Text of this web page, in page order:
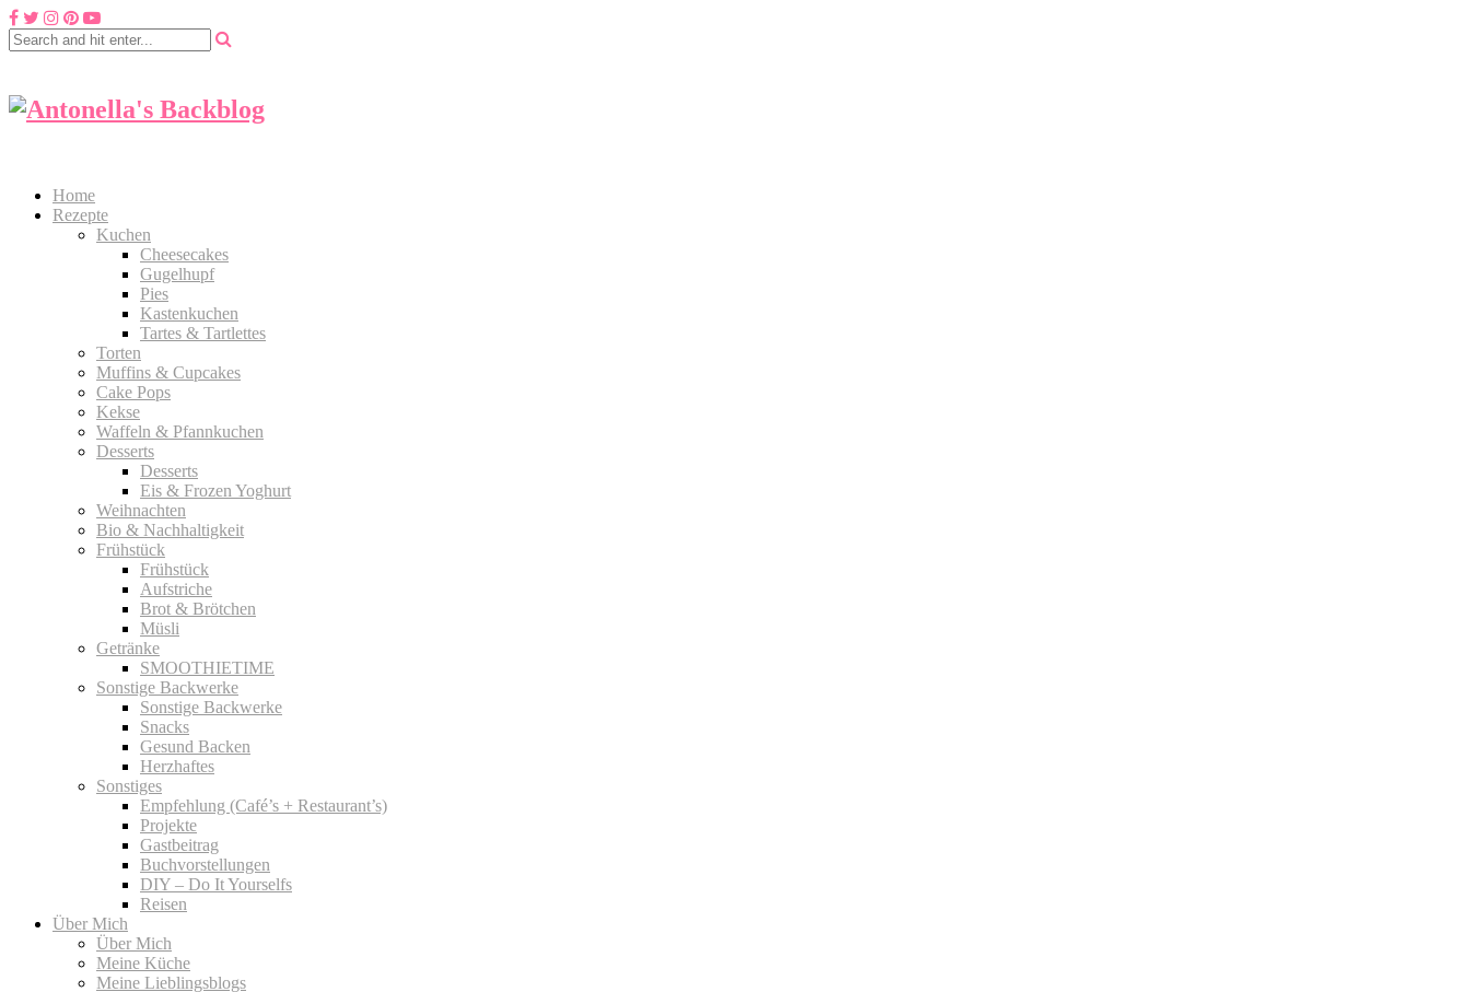
Home
Rezepte
Kuchen
Cheesecakes
Gugelhupf
Pies
Kastenkuchen
Tartes & Tartlettes
Torten
Muffins & Cupcakes
Cake Pops
Kekse
Waffeln & Pfannkuchen
Desserts
Desserts
Eis & Frozen Yoghurt
Weihnachten
Bio & Nachhaltigkeit
Frühstück
Frühstück
Aufstriche
Brot & Brötchen
Müsli
Getränke
SMOOTHIETIME
Sonstige Backwerke
Sonstige Backwerke
Snacks
Gesund Backen
Herzhaftes
Sonstiges
Empfehlung (Café’s + Restaurant’s)
Projekte
Gastbeitrag
Buchvorstellungen
DIY – Do It Yourselfs
Reisen
Über Mich
Über Mich
Meine Küche
Meine Lieblingsblogs